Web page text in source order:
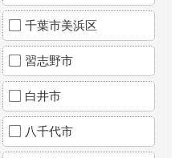
千葉市美浜区
習志野市
白井市
八千代市